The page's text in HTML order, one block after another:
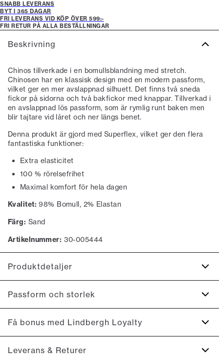
SNABB LEVERANS
BYT I 365 DAGAR
FRI LEVERANS VID KÖP ÖVER 599:-
FRI RETUR PÅ ALLA BESTÄLLNINGAR
Beskrivning
Chinos tillverkade i en bomullsblandning med stretch.
Chinosen har en klassisk design med en modern passform,
vilket ger en mer avslappnad silhuett. Det finns två sneda
fickor på sidorna och två bakfickor med knappar. Tillverkad i
en avslappnad lös passform, som är rymlig runt baken men
blir tajtare vid låret och ner längs benet.
Denna produkt är gjord med Superflex, vilket ger den flera
fantastiska funktioner:
Extra elasticitet
100 % rörelsefrihet
Maximal komfort för hela dagen
Kvalitet: 98% Bomull, 2% Elastan
Färg: Sand
Artikelnummer: 30-005444
Produktdetaljer
Det finns två passpoalerade fickor bak med knappar.
Det finns två snedställda fickor på sidan av byxorna.
Produktnr.: 30-005444
Passform och storlek
Fit: Relaxed loose fit
Rymlig passform som smalnar vid låren och ner för benet
Model:Modellen är 187 cm lång och bär storlek M.
Få bonus med Lindbergh Loyalty
Registrera dig gratis för Lindbergh Loyalty.
Leverans & Returer